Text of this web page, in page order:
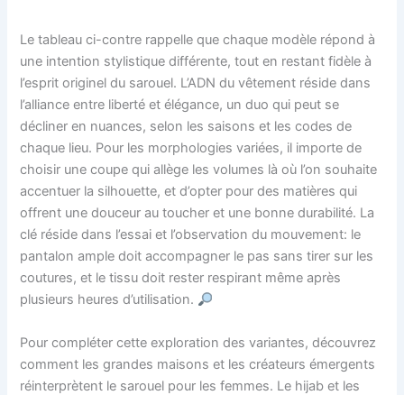
Le tableau ci-contre rappelle que chaque modèle répond à
une intention stylistique différente, tout en restant fidèle à
l’esprit originel du sarouel. L’ADN du vêtement réside dans
l’alliance entre liberté et élégance, un duo qui peut se
décliner en nuances, selon les saisons et les codes de
chaque lieu. Pour les morphologies variées, il importe de
choisir une coupe qui allège les volumes là où l’on souhaite
accentuer la silhouette, et d’opter pour des matières qui
offrent une douceur au toucher et une bonne durabilité. La
clé réside dans l’essai et l’observation du mouvement: le
pantalon ample doit accompagner le pas sans tirer sur les
coutures, et le tissu doit rester respirant même après
plusieurs heures d’utilisation.
Pour compléter cette exploration des variantes, découvrez
comment les grandes maisons et les créateurs émergents
réinterprètent le sarouel pour les femmes. Le hijab et les